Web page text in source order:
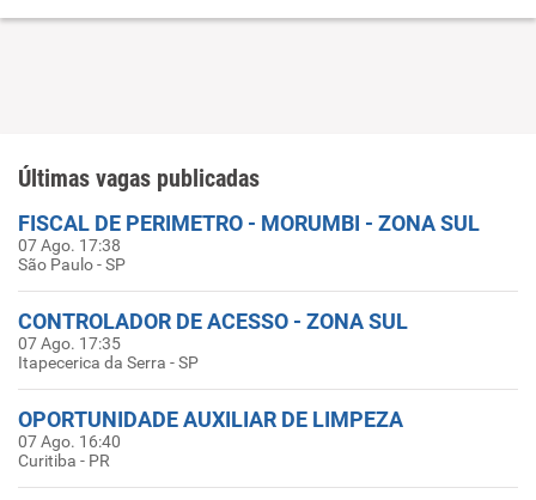
Últimas vagas publicadas
FISCAL DE PERIMETRO - MORUMBI - ZONA SUL
07 Ago. 17:38
São Paulo - SP
CONTROLADOR DE ACESSO - ZONA SUL
07 Ago. 17:35
Itapecerica da Serra - SP
OPORTUNIDADE AUXILIAR DE LIMPEZA
07 Ago. 16:40
Curitiba - PR